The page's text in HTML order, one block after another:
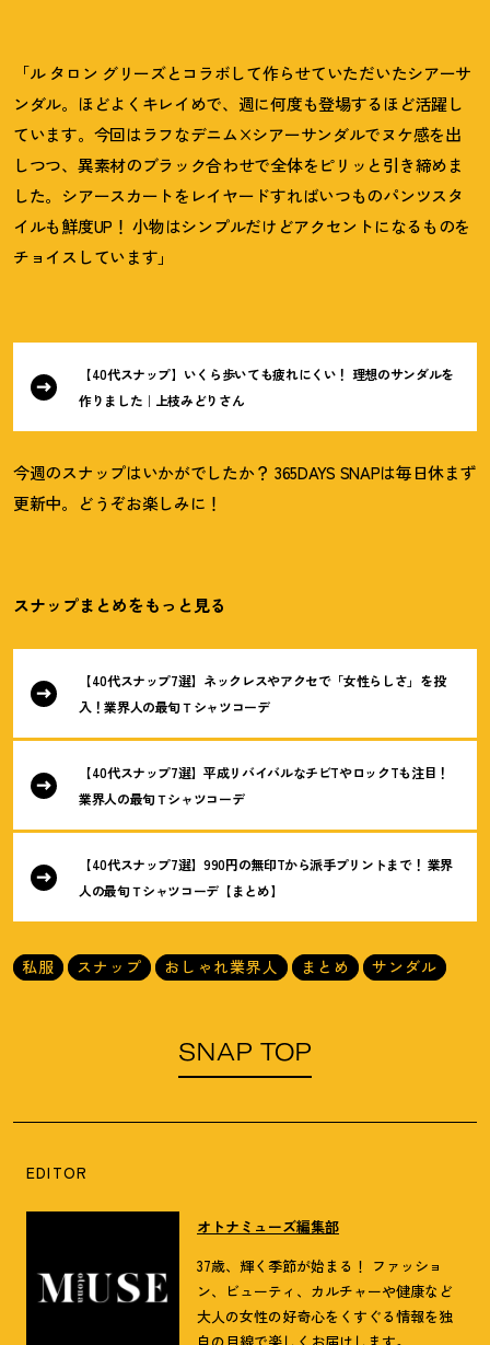
「ル タロン グリーズとコラボして作らせていただいたシアーサ
ンダル。ほどよくキレイめで、週に何度も登場するほど活躍し
ています。今回はラフなデニム×シアーサンダルでヌケ感を出
しつつ、異素材のブラック合わせで全体をピリッと引き締めま
した。シアースカートをレイヤードすればいつものパンツスタ
イルも鮮度UP ！ 小物はシンプルだけどアクセントになるものを
チョイスしています」
【40代スナップ】いくら歩いても疲れにくい ！ 理想のサンダルを
作りました｜上枝みどりさん
今週のスナップはいかがでしたか？ 365DAYS SNAPは毎日休まず
更新中。どうぞお楽しみに ！
スナップまとめをもっと見る
【40代スナップ7選】ネックレスやアクセで「女性らしさ」を投
入 ！業界人の最旬Ｔシャツコーデ
【40代スナップ7選】平成リバイバルなチビTやロックTも注目 ！
業界人の最旬Ｔシャツコーデ
【40代スナップ7選】990円の無印Tから派手プリントまで！ 業界
人の最旬Ｔシャツコーデ【まとめ】
私服 スナップ おしゃれ業界人 まとめ サンダル
SNAP TOP
EDITOR
オトナミューズ編集部
37歳、輝く季節が始まる！ ファッショ
ン、ビューティ、カルチャーや健康など
大人の女性の好奇心をくすぐる情報を独